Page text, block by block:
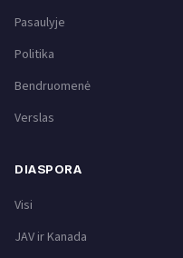
Pasaulyje
Politika
Bendruomenė
Verslas
DIASPORA
Visi
JAV ir Kanada